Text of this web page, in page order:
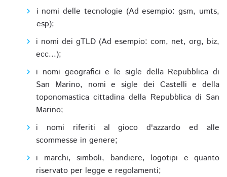
i nomi delle tecnologie (Ad esempio: gsm, umts,
esp);
i nomi dei gTLD (Ad esempio: com, net, org, biz,
ecc...);
i nomi geografici e le sigle della Repubblica di
San Marino, nomi e sigle dei Castelli e della
toponomastica cittadina della Repubblica di San
Marino;
i nomi riferiti al gioco d'azzardo ed alle
scommesse in genere;
i marchi, simboli, bandiere, logotipi e quanto
riservato per legge e regolamenti;